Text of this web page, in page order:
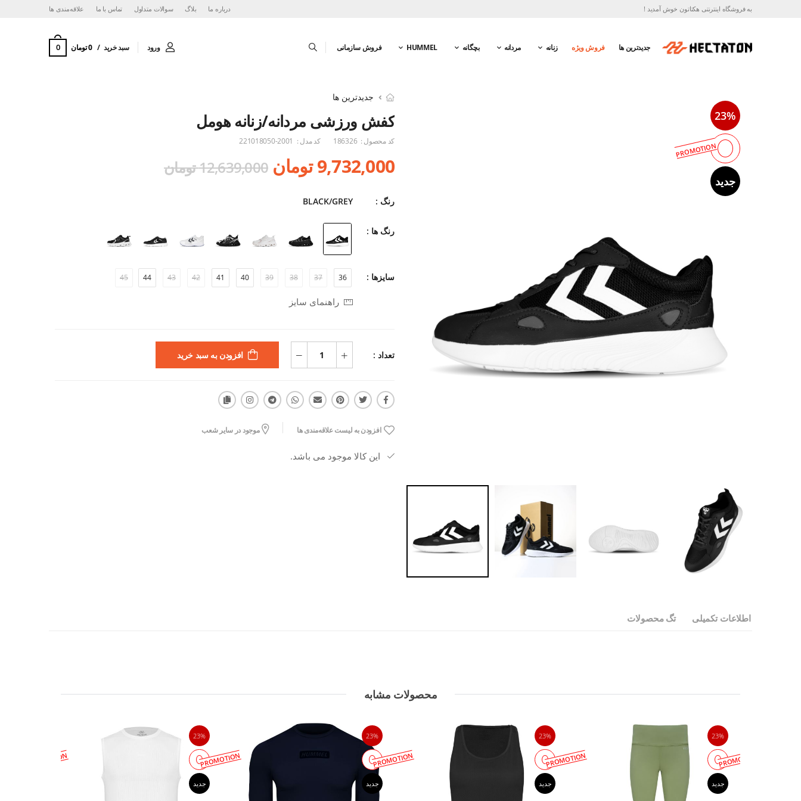
به فروشگاه اینترنتی هکتاتون خوش آمدید ! درباره ما بلاگ سوالات متداول تماس با ما ‌علاقه‌مندی ها
جدیدترین ها فروش ویژه زنانه مردانه بچگانه HUMMEL فروش سازمانی ورود سبد خرید 0 تومان 0
23%
PROMOTION
جدید
جدیدترین ها
کفش ورزشی مردانه/زنانه هومل
کد محصول : 186326 کد مدل : 221018050-2001
9,732,000 تومان 12,639,000 تومان
رنگ : BLACK/GREY
رنگ ها :
سایزها : 36
37
38
39
40
41
42
43
44
45
راهنمای سایز
تعداد : افزودن به سبد خرید
افزودن به لیست علاقه‌مندی ها موجود در سایر شعب
این کالا موجود می باشد.
اطلاعات تکمیلی تگ محصولات
محصولات مشابه
23%
PROMOTION
جدید
23%
PROMOTION
جدید
23%
PROMOTION
جدید
23%
PROMOTION
جدید
PROMOTION